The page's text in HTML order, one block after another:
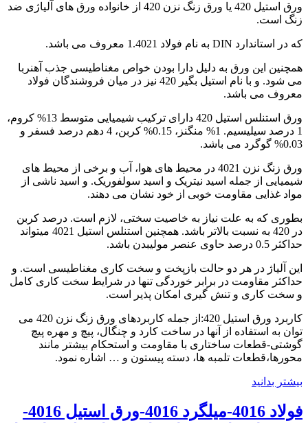
ورق استیل 420 یا ورق زنگ نزن 420 از خانواده ورق های آلیاژی ضد
زنگ است.
که در استاندارد DIN به نام فولاد 1.4021 معروف می باشد.
همچنین این ورق به دلیل دارا بودن خواص مغناطیسی جذب آهنربا
می شود. و با نام استیل بگیر 420 نیز در میان فروشندگان فولاد
معروف می باشد.
ورق استنلس استیل 420 دارای ترکیب شیمیایی متوسط 13% کروم،
1 درصد سیلیسیم. 1% منگنز، 0.15% کربن، 4 دهم درصد فسفر و
0.03% گوگرد می باشد.
ورق زنگ نزن 4021 در محیط های هوا، آب و برخی از محیط های
شیمیایی از جمله اسید نیتریک و اسید سولفوریک. و اسید ناشی از
مواد غذایی مقاومت خوبی از خود نشان می دهند.
بطوری که به علت نیاز به خاصیت سختی، لازم است. درصد کربن
در 420 به نسبت بالاتر باشد. همچنین استنلس استیل 4021 میتواند
حداکثر 0.5 درصد حاوی عنصر مولیبدن باشد.
این آلیاژ در هر دو حالت بازپخت و سخت کاری مغناطیسی است. و
حداکثر مقاومت در برابر خوردگی تنها در شرایط سخت کاری کامل
و سخت کاری و تنش گیری امکان پذیر است.
کاربرد ورق استیل 420:از جمله کاربردهای ورق زنگ نزن 420 می
توان به استفاده از آنها در ساخت کارد و چنگال، پیچ و مهره پیچ
گوشتی-قطعات ساختاری با مقاومت و استحکام بیشتر مانند
محورها،قطعات تلمبه ها، دسته پیستون و … اشاره نمود.
بیشتر بدانید
فولاد 4016-میلگرد 4016-ورق استیل 4016-